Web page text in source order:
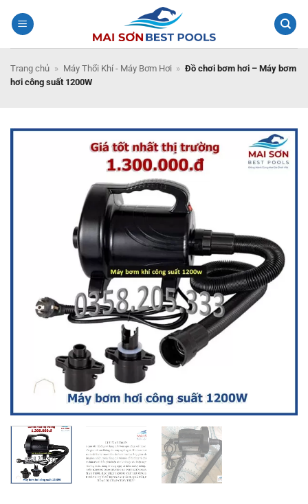
qua
Trang chủ » Máy Thổi Khí - Máy Bơm Hơi » Đồ chơi bơm hơi – Máy bơm
hơi công suất 1200W